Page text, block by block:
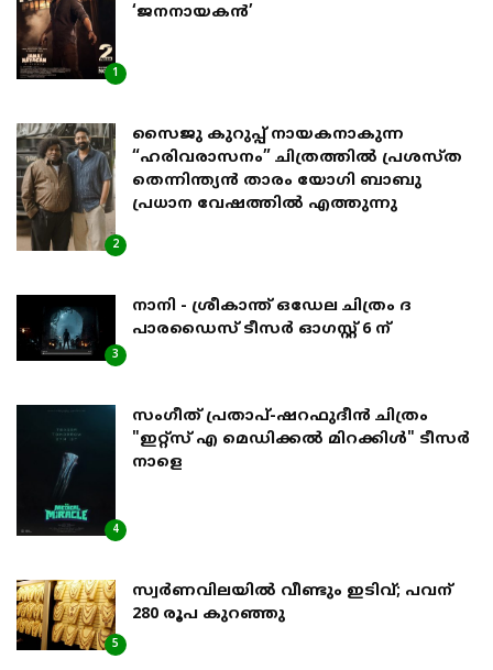
1
‘ജനനായകൻ’
2
സൈജു കുറുപ്പ് നായകനാകുന്ന
“ഹരിവരാസനം” ചിത്രത്തിൽ പ്രശസ്ത
തെന്നിന്ത്യൻ താരം യോഗി ബാബു
പ്രധാന വേഷത്തിൽ എത്തുന്നു
3
നാനി - ശ്രീകാന്ത് ഒഡേല ചിത്രം ദ
പാരഡൈസ് ടീസർ ഓഗസ്റ്റ് 6 ന്
4
സംഗീത് പ്രതാപ്-ഷറഫുദീൻ ചിത്രം
"ഇറ്റ്സ് എ മെഡിക്കൽ മിറക്കിൾ" ടീസർ
നാളെ
5
സ്വര്‍ണവിലയില്‍ വീണ്ടും ഇടിവ്; പവന്
280 രൂപ കുറഞ്ഞു